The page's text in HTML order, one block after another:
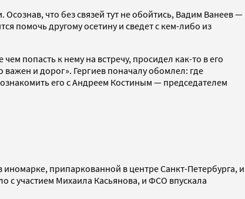
что без связей тут не обойтись, Вадим Ванеев —
помочь другому осетину и сведет с кем-либо из
попасть к нему на встречу, просидел как-то в его
и дорог». Гергиев поначалу обомлел: где
его с Андреем Костиным — председателем
припаркованной в центре Санкт-Петербурга, и
с участием Михаила Касьянова, и ФСО впускала